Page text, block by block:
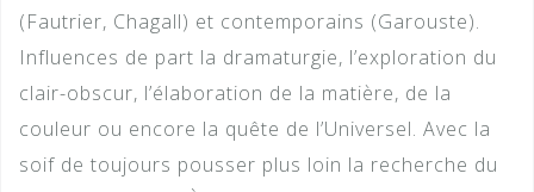
(Fautrier, Chagall) et contemporains (Garouste).
Influences de part la dramaturgie, l’exploration du
clair-obscur, l’élaboration de la matière, de la
couleur ou encore la quête de l’Universel. Avec la
soif de toujours pousser plus loin la recherche du